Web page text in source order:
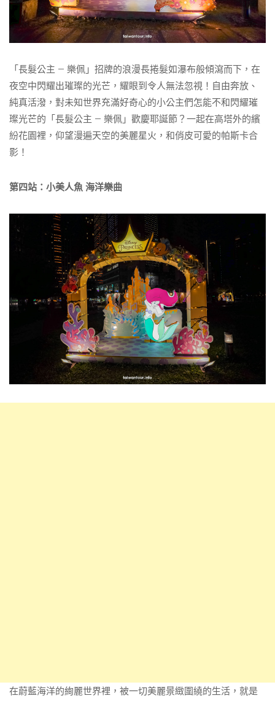
「長髮公主 – 樂佩」招牌的浪漫長捲髮如瀑布般傾瀉而下，在
夜空中閃耀出璀璨的光芒，耀眼到令人無法忽視！自由奔放、
純真活潑，對未知世界充滿好奇心的小公主們怎能不和閃耀璀
璨光芒的「長髮公主 – 樂佩」歡慶耶誕節？一起在高塔外的繽
紛花園裡，仰望漫遍天空的美麗星火，和俏皮可愛的帕斯卡合
影！
第四站：小美人魚 海洋樂曲
在蔚藍海洋的絢麗世界裡，被一切美麗景緻圍繞的生活，就是